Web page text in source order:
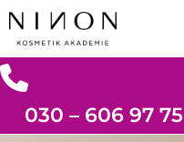
030 – 606 97 75